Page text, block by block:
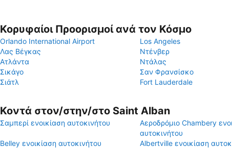
Κορυφαίοι Προορισμοί ανά τον Κόσμο
Orlando International Airport
Los Angeles
Λας Βέγκας
Ντένβερ
Ατλάντα
Ντάλας
Σικάγο
Σαν Φρανσίσκο
Σιάτλ
Fort Lauderdale
Κοντά στον/στην/στο Saint Alban
Σαμπερί ενοικίαση αυτοκινήτου
Αεροδρόμιο Chambery
αυτοκινήτου
Belley ενοικίαση αυτοκινήτου
Albertville ενοικίαση